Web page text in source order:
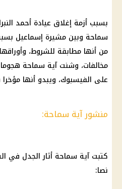
بسبب أزمة إغلاق عيادة أحمد
سماحة وبين مشيرة إسماعيل
من أنها مطابقة للشروط،
مخالفات، وشنتآية سماحة
على الفيسبوك، ويبدو أنها
منشور آية سماحة:
كتبت آية سماحة أثار الجدل في
نصا: